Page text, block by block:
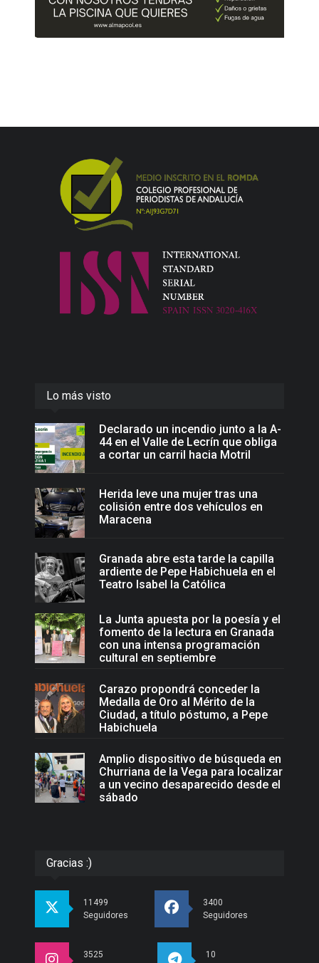
Lo más visto
Declarado un incendio junto a la A-
44 en el Valle de Lecrín que obliga
a cortar un carril hacia Motril
Herida leve una mujer tras una
colisión entre dos vehículos en
Maracena
Granada abre esta tarde la capilla
ardiente de Pepe Habichuela en el
Teatro Isabel la Católica
La Junta apuesta por la poesía y el
fomento de la lectura en Granada
con una intensa programación
cultural en septiembre
Carazo propondrá conceder la
Medalla de Oro al Mérito de la
Ciudad, a título póstumo, a Pepe
Habichuela
Amplio dispositivo de búsqueda en
Churriana de la Vega para localizar
a un vecino desaparecido desde el
sábado
Gracias :)
11499
Seguidores
3400
Seguidores
3525
10